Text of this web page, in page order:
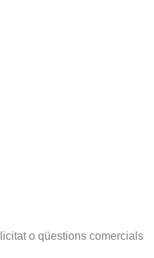
o qüestions comercials